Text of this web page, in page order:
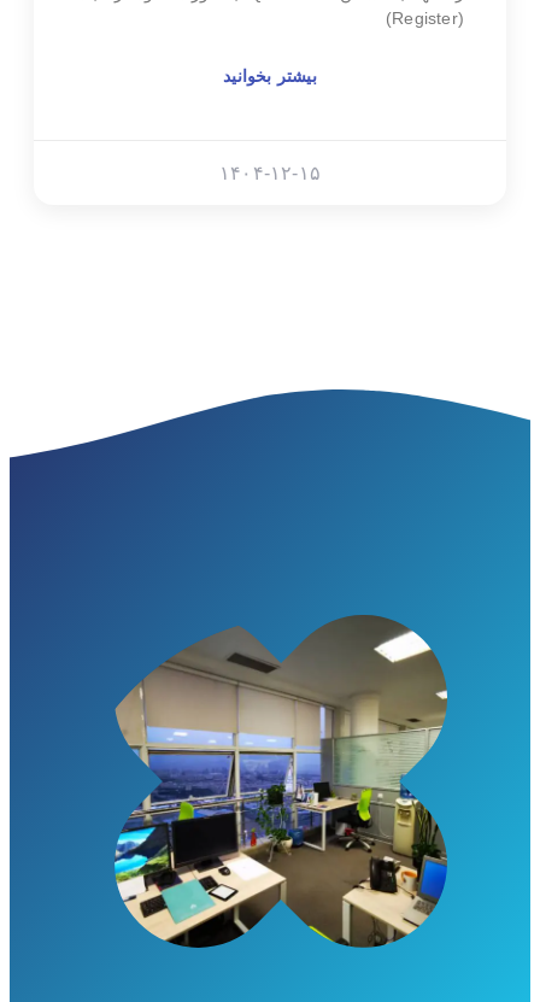
(Register)
بیشتر بخوانید
۱۴۰۴-۱۲-۱۵